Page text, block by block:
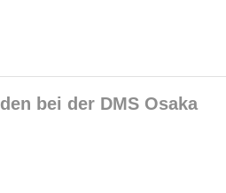
bei der DMS Osaka